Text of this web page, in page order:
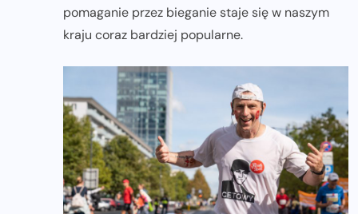
pomaganie przez bieganie staje się w naszym
kraju coraz bardziej popularne.